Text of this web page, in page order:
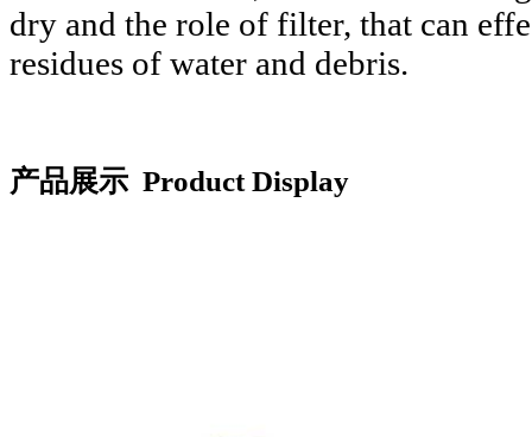
dry and the role of filter, that can
residues of water and debris.
产品展示 Product Display